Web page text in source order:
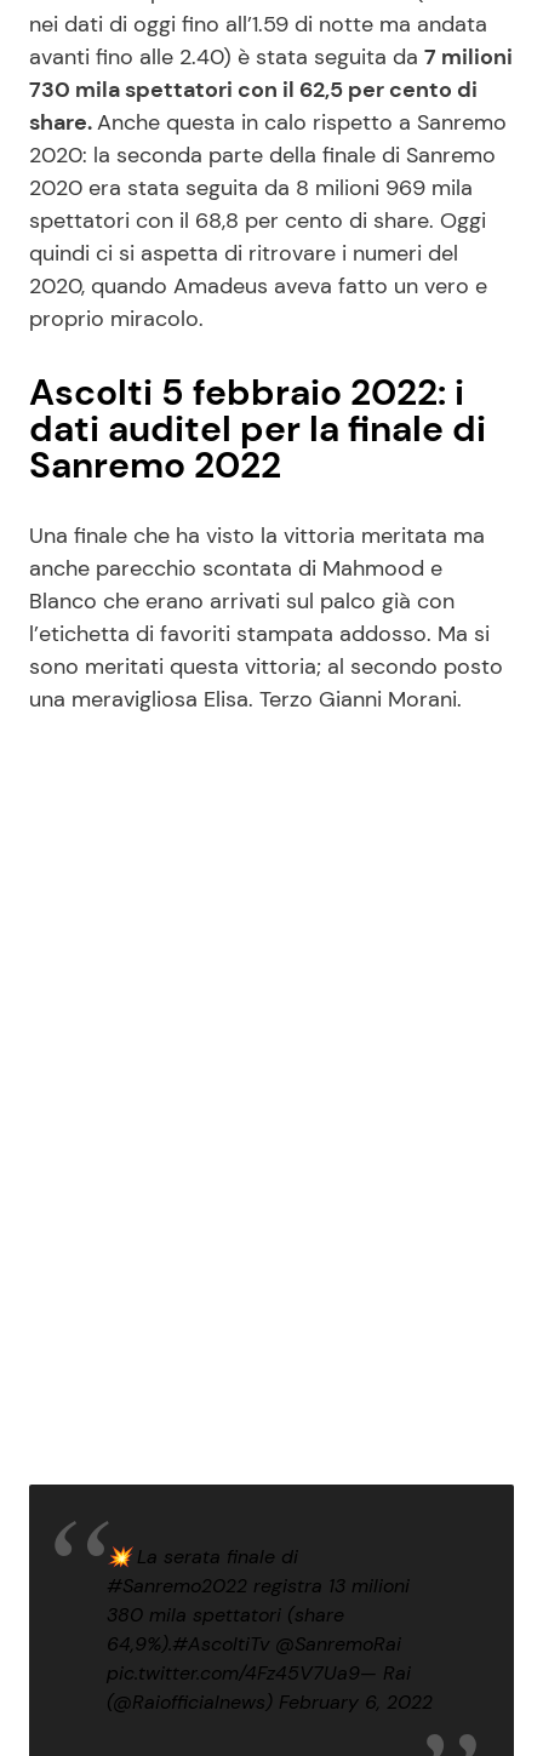
nei dati di oggi fino all’1.59 di notte ma andata
avanti fino alle 2.40) è stata seguita da 7 milioni
730 mila spettatori con il 62,5 per cento di
share.Anche questa in calo rispetto a Sanremo
2020: la seconda parte della finale di Sanremo
2020 era stata seguita da 8 milioni 969 mila
spettatori con il 68,8 per cento di share. Oggi
quindi ci si aspetta di ritrovare i numeri del
2020, quando Amadeus aveva fatto un vero e
proprio miracolo.
Ascolti 5 febbraio 2022: i
dati auditel per la finale di
Sanremo 2022
Una finale che ha visto la vittoria meritata ma
anche parecchio scontata di Mahmood e
Blanco che erano arrivati sul palco già con
l’etichetta di favoriti stampata addosso. Ma si
sono meritati questa vittoria; al secondo posto
una meravigliosa Elisa. Terzo Gianni Morani.
💥 La serata finale di
#Sanremo2022 registra 13 milioni
380 mila spettatori (share
64,9%).#AscoltiTv @SanremoRai
pic.twitter.com/4Fz45V7Ua9— Rai
(@Raiofficialnews) February 6, 2022